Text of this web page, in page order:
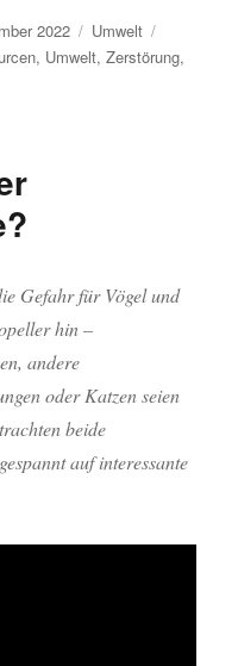
2022 Kategorien
Umwelt
, Umwelt,Zerstörung,
Gefahr für Vögel und
hin –
andere
oder Katzen seien
beide
auf interessante